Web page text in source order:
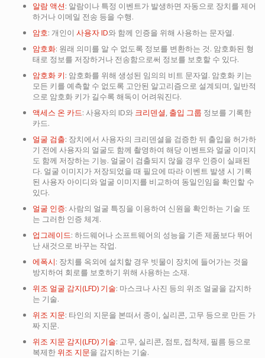
알람 액션: 알람이나 특정 이벤트가 발생하면 자동으로 장치를 제어
하거나 이메일 전송 등을 수행.
암호: 개인이 사용자 ID와 함께 인증을 위해 사용하는 문자열.
암호화: 원래 의미를 알 수 없도록 정보를 변환하는 것. 암호화된 형
태로 정보를 저장하거나 전송함으로써 정보를 보호할 수 있다.
암호화 키: 암호화를 위해 생성된 임의의 비트 문자열. 암호화 키는
모든 키를 예측할 수 없도록 고안된 알고리즘으로 설계되며, 일반적
으로 암호화 키가 길수록 해독이 어려워진다.
액세스 온 카드: 사용자의 ID와 크리덴셜, 출입 그룹 정보를 기록한
카드.
얼굴 검출: 장치에서 사용자의 크리덴셜을 검증한 뒤 출입을 허가하
기 전에 사용자의 얼굴도 함께 촬영하여 해당 이벤트와 얼굴 이미지
도 함께 저장하는 기능. 얼굴이 검출되지 않을 경우 인증이 실패된
다. 얼굴 이미지가 저장되었을 때 필요에 따라 이벤트 발생 시 기록
된 사용자 아이디와 얼굴 이미지를 비교하여 동일인임을 확인할 수
있다.
얼굴 인증: 사람의 얼굴 특징을 이용하여 신원을 확인하는 기술 또
는 그러한 인증 체계.
업그레이드: 하드웨어나 소프트웨어의 성능을 기존 제품보다 뛰어
난 새것으로 바꾸는 작업.
에폭시: 장치를 옥외에 설치할 경우 빗물이 장치에 들어가는 것을
방지하여 회로를 보호하기 위해 사용하는 소재.
위조 얼굴 감지(LFD) 기술: 마스크나 사진 등의 위조 얼굴을 감지하
는 기술.
위조 지문: 타인의 지문을 본떠서 종이, 실리콘, 고무 등으로 만든 가
짜 지문.
위조 지문 감지(LFD) 기술: 고무, 실리콘, 점토, 접착제, 필름 등으로
복제한 위조 지문을 감지하는 기술.